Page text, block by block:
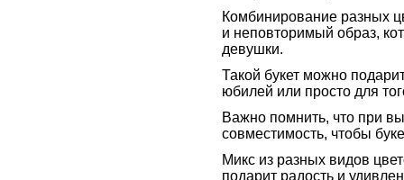
Комбинирование разных
и неповторимый образ,
девушки.
Такой букет можно
юбилей или просто для
Важно помнить, что при
совместимость, чтобы
Микс из разных видов
подарит радость и